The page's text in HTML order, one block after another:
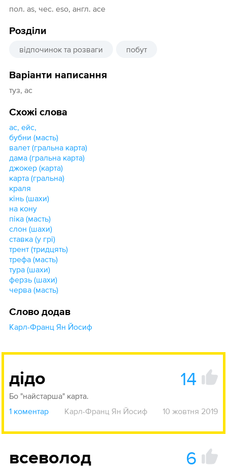
пол. as, чес. eso, англ. ace
Розділи
відпочинок та розваги побут
Варіанти написання
туз, ас
Схожі слова
ас, ейс,
бубни (масть)
валет (гральна карта)
дама (гральна карта)
джокер (карта)
карта (гральна)
краля
кінь (шахи)
на кону
піка (масть)
слон (шахи)
ставка (у грі)
трент (тридцять)
трефа (масть)
тура (шахи)
ферзь (шахи)
черва (масть)
Слово додав
Карл-Франц Ян Йосиф
дідо 14
Бо "найстарша" карта.
1 коментар
Карл-Франц Ян Йосиф 10 жовтня 2019
всеволод 6